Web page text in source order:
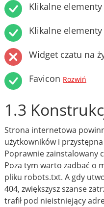
Klikalne
Klikalne elementy
Widget czatu na
Favicon Rozwiń
1.3
Strona internetowa
użytkowników i
Poprawnie zainstalowany
Poza tym warto zadbać o
pliku robots.txt. A gdy
404, zwiększysz szanse
trafił pod nieistniejący